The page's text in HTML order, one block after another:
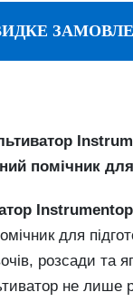
помічник
для
розсади та
не лише